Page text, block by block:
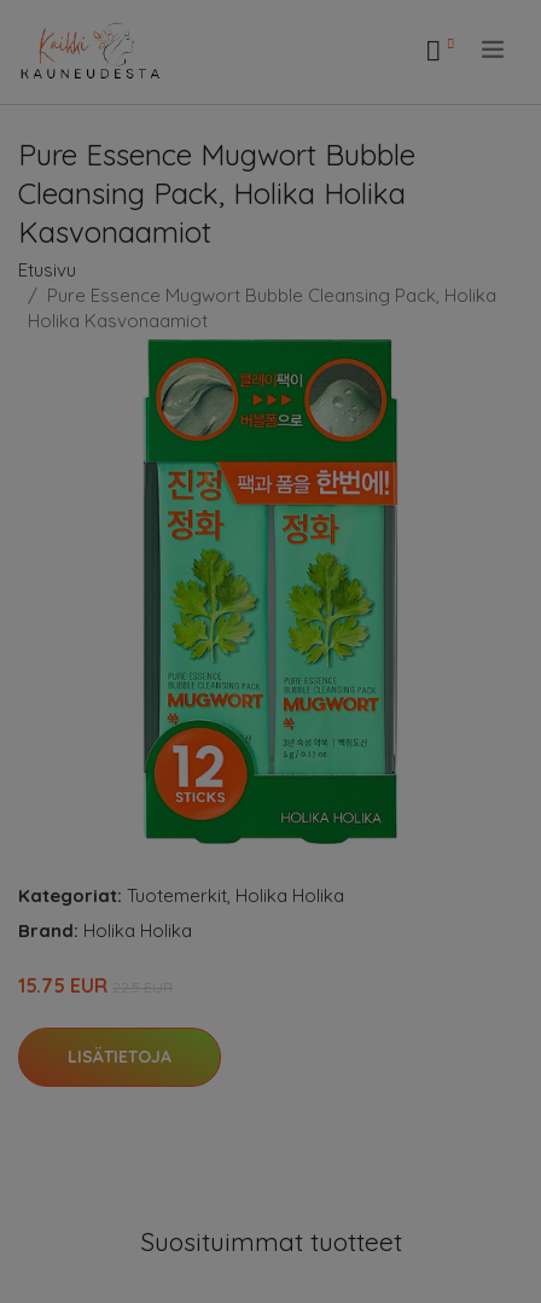
Pure Essence Mugwort Bubble
Cleansing Pack, Holika Holika
Kasvonaamiot
Etusivu
Pure Essence Mugwort Bubble Cleansing Pack, Holika
Holika Kasvonaamiot
Kategoriat: Tuotemerkit, Holika Holika
Brand: Holika Holika
15.75 EUR
LISÄTIETOJA
Suosituimmat tuotteet